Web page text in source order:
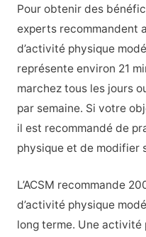
Pour obtenir des
experts recommandent
d’activité physique
représente environ 21
marchez tous les jours
par semaine. Si votre
il est recommandé de
physique et de modifier
L’ACSM recommande
d’activité physique
long terme. Une